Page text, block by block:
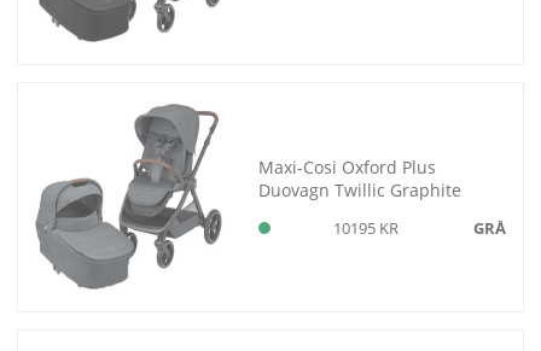
Maxi-Cosi Oxford Plus
Duovagn Twillic Graphite
10195 KR GRÅ